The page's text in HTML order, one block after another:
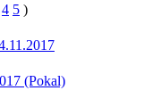
4 5 )
(Pokal)